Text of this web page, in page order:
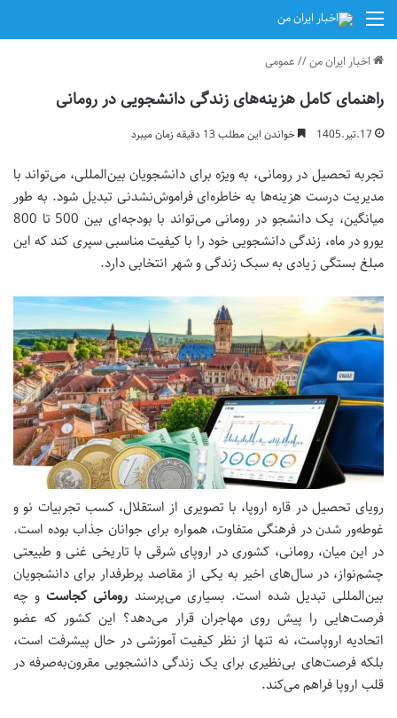
منو
اخبار ایران من// عمومی
راهنمای کامل هزینه‌های زندگی دانشجویی در رومانی
17.تیر.1405 خواندن این مطلب 13 دقیقه زمان میبرد
تجربه تحصیل در رومانی، به ویژه برای دانشجویان بین‌المللی، می‌تواند با
مدیریت درست هزینه‌ها به خاطره‌ای فراموش‌نشدنی تبدیل شود. به طور
میانگین، یک دانشجو در رومانی می‌تواند با بودجه‌ای بین 500 تا 800
یورو در ماه، زندگی دانشجویی خود را با کیفیت مناسبی سپری کند که این
مبلغ بستگی زیادی به سبک زندگی و شهر انتخابی دارد.
رویای تحصیل در قاره اروپا، با تصویری از استقلال، کسب تجربیات نو و
غوطه‌ور شدن در فرهنگی متفاوت، همواره برای جوانان جذاب بوده است.
در این میان، رومانی، کشوری در اروپای شرقی با تاریخی غنی و طبیعتی
چشم‌نواز، در سال‌های اخیر به یکی از مقاصد پرطرفدار برای دانشجویان
بین‌المللی تبدیل شده است. بسیاری می‌پرسند رومانی کجاست و چه
فرصت‌هایی را پیش روی مهاجران قرار می‌دهد؟ این کشور که عضو
اتحادیه اروپاست، نه تنها از نظر کیفیت آموزشی در حال پیشرفت است،
بلکه فرصت‌های بی‌نظیری برای یک زندگی دانشجویی مقرون‌به‌صرفه در
قلب اروپا فراهم می‌کند.